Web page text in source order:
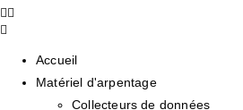
Accueil
Matériel d'arpentage
Collecteurs de données